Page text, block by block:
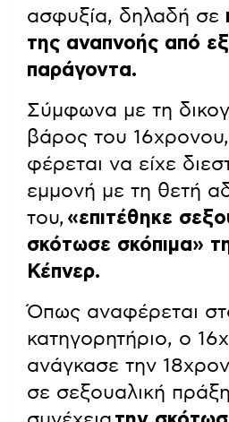
ασφυξία, δηλαδή σε
της αναπνοής από
παράγοντα.
Σύμφωνα με τη
βάρος του
φέρεται να είχε
εμμονή με τη θετή
του, «επιτέθηκε
σκότωσε σκόπιμα»
Κέπνερ.
Όπως αναφέρεται
κατηγορητήριο, ο
ανάγκασε την
σε σεξουαλική